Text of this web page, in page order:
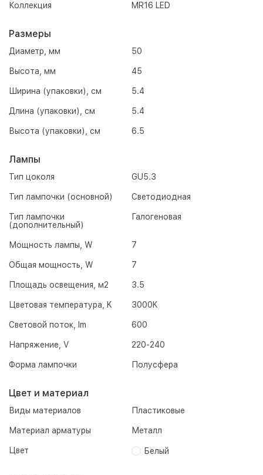
Коллекция MR16 LED
Размеры
Диаметр, мм 50
Высота, мм 45
Ширина (упаковки), см 5.4
Длина (упаковки), см 5.4
Высота (упаковки), см 6.5
Лампы
Тип цоколя GU5.3
Тип лампочки (основной) Светодиодная
Тип лампочки
(дополнительный)
Галогеновая
Мощность лампы, W 7
Общая мощность, W 7
Площадь освещения, м2 3.5
Цветовая температура, K 3000K
Световой поток, lm 600
Напряжение, V 220-240
Форма лампочки Полусфера
Цвет и материал
Виды материалов Пластиковые
Материал арматуры Металл
Цвет Белый